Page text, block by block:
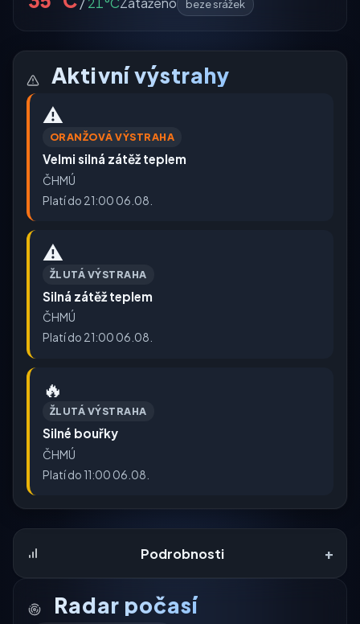
beze srážek
Aktivní výstrahy
⚠️
ORANŽOVÁ VÝSTRAHA
Velmi silná zátěž teplem
ČHMÚ
Platí do 21:00 06.08.
⚠️
ŽLUTÁ VÝSTRAHA
Silná zátěž teplem
ČHMÚ
Platí do 21:00 06.08.
🔥
ŽLUTÁ VÝSTRAHA
Silné bouřky
ČHMÚ
Platí do 11:00 06.08.
Podrobnosti +
Radar počasí